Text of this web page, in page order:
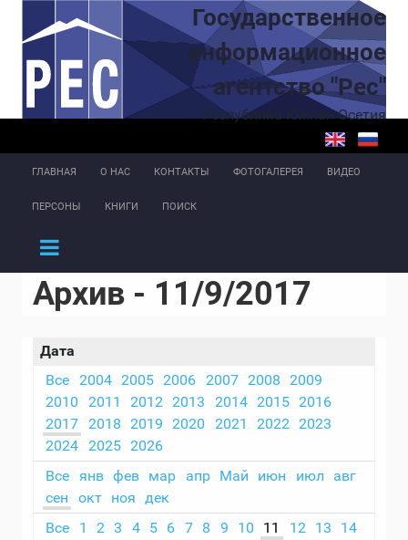
Перейти к основному содержаниюГосударственное
информационное
агентство "Рес"
Республика Южная Осетия
ГЛАВНАЯ О НАС КОНТАКТЫ ФОТОГАЛЕРЕЯ ВИДЕО
ПЕРСОНЫ КНИГИ ПОИСК
Архив - 11/9/2017
Дата
Все
2004 2005 2006 2007 2008
2009
2010
2011 2012 2013 2014 2015 2016
2017
2018 2019 2020 2021 2022 2023
2024
2025
2026
Все янв фев мар апр Май июн июл
авг
сен
окт ноя дек
Все
1 2 3 4 5 6 7 8 9 10 11 12 13
14